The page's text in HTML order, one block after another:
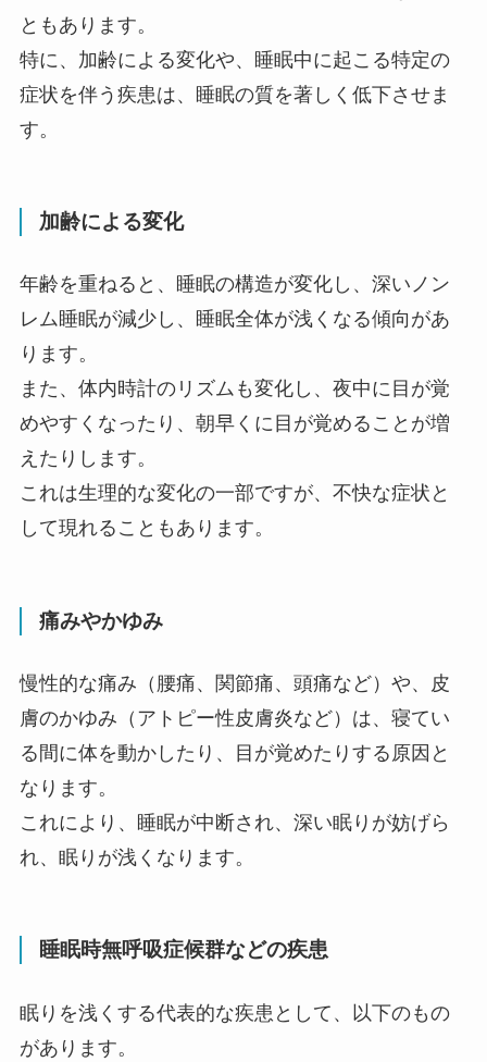
ともあります。
特に、加齢による変化や、睡眠中に起こる特定の
症状を伴う疾患は、睡眠の質を著しく低下させま
す。
加齢による変化
年齢を重ねると、睡眠の構造が変化し、深いノン
レム睡眠が減少し、睡眠全体が浅くなる傾向があ
ります。
また、体内時計のリズムも変化し、夜中に目が覚
めやすくなったり、朝早くに目が覚めることが増
えたりします。
これは生理的な変化の一部ですが、不快な症状と
して現れることもあります。
痛みやかゆみ
慢性的な痛み（腰痛、関節痛、頭痛など）や、皮
膚のかゆみ（アトピー性皮膚炎など）は、寝てい
る間に体を動かしたり、目が覚めたりする原因と
なります。
これにより、睡眠が中断され、深い眠りが妨げら
れ、眠りが浅くなります。
睡眠時無呼吸症候群などの疾患
眠りを浅くする代表的な疾患として、以下のもの
があります。